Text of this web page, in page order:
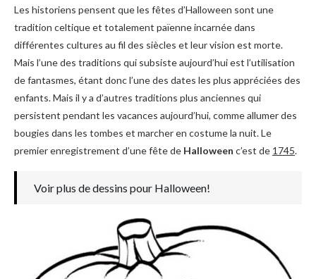
Les historiens pensent que les fêtes d’Halloween sont une
tradition celtique et totalement païenne incarnée dans
différentes cultures au fil des siècles et leur vision est morte.
Mais l’une des traditions qui subsiste aujourd’hui est l’utilisation
de fantasmes, étant donc l’une des dates les plus appréciées des
enfants. Mais il y a d’autres traditions plus anciennes qui
persistent pendant les vacances aujourd’hui, comme allumer des
bougies dans les tombes et marcher en costume la nuit. Le
premier enregistrement d’une fête de Halloween c’est de 1745.
Voir plus de dessins pour Halloween!